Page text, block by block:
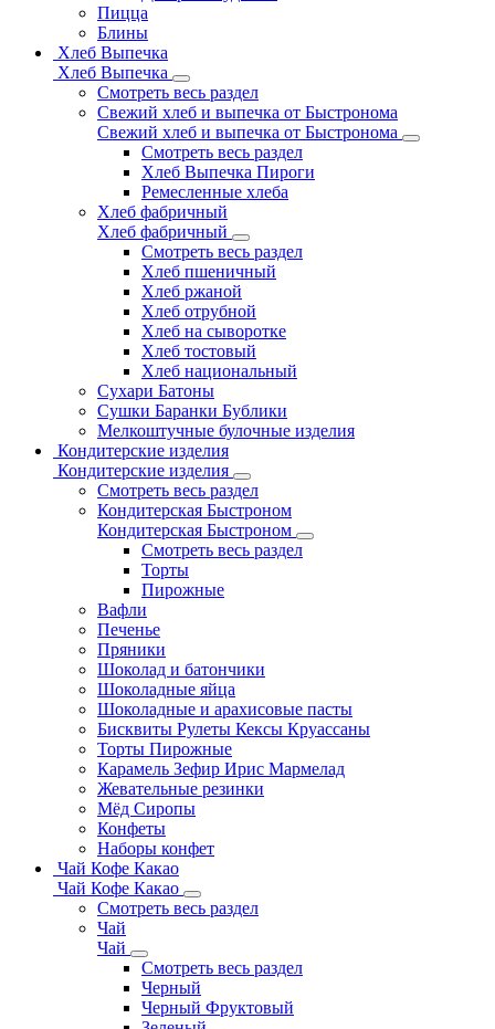
Пицца
Блины
Хлеб Выпечка
Хлеб Выпечка
Смотреть весь раздел
Свежий хлеб и выпечка от Быстронома
Свежий хлеб и выпечка от Быстронома
Смотреть весь раздел
Хлеб Выпечка Пироги
Ремесленные хлеба
Хлеб фабричный
Хлеб фабричный
Смотреть весь раздел
Хлеб пшеничный
Хлеб ржаной
Хлеб отрубной
Хлеб на сыворотке
Хлеб тостовый
Хлеб национальный
Сухари Батоны
Сушки Баранки Бублики
Мелкоштучные булочные изделия
Кондитерские изделия
Кондитерские изделия
Смотреть весь раздел
Кондитерская Быстроном
Кондитерская Быстроном
Смотреть весь раздел
Торты
Пирожные
Вафли
Печенье
Пряники
Шоколад и батончики
Шоколадные яйца
Шоколадные и арахисовые пасты
Бисквиты Рулеты Кексы Круассаны
Торты Пирожные
Карамель Зефир Ирис Мармелад
Жевательные резинки
Мёд Сиропы
Конфеты
Наборы конфет
Чай Кофе Какао
Чай Кофе Какао
Смотреть весь раздел
Чай
Чай
Смотреть весь раздел
Черный
Черный Фруктовый